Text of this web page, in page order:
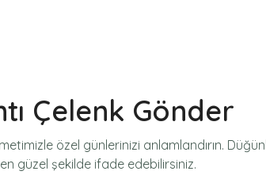
Çelenk Gönder
özel günlerinizi anlamlandırın.
güzel şekilde ifade edebilirsiniz.